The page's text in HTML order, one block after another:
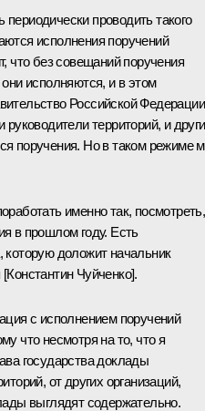
проводить такого
исполнения поручений
что без совещаний поручения
исполняются, и в этом
Российской
руководители территорий, и
поручения. Но в таком режиме
именно так, посмотреть,
в прошлом году. Есть
которую доложит начальник
Чуйченко].
с исполнением поручений
что несмотря на то, что я
государства доклады
от других организаций,
выглядят содержательно.